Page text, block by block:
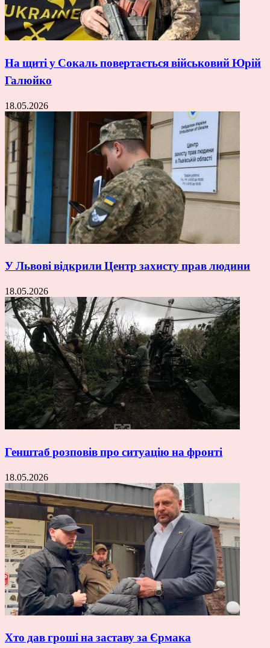
На щиті у Сокаль повертається військовий Юрій
Галюйко
18.05.2026
У Львові відкрили Центр захисту прав людини
18.05.2026
Генштаб розповів про ситуацію на фронті
18.05.2026
Хто дав гроші на заставу за Єрмака